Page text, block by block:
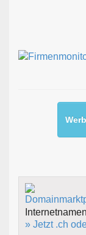
» Jetzt .ch